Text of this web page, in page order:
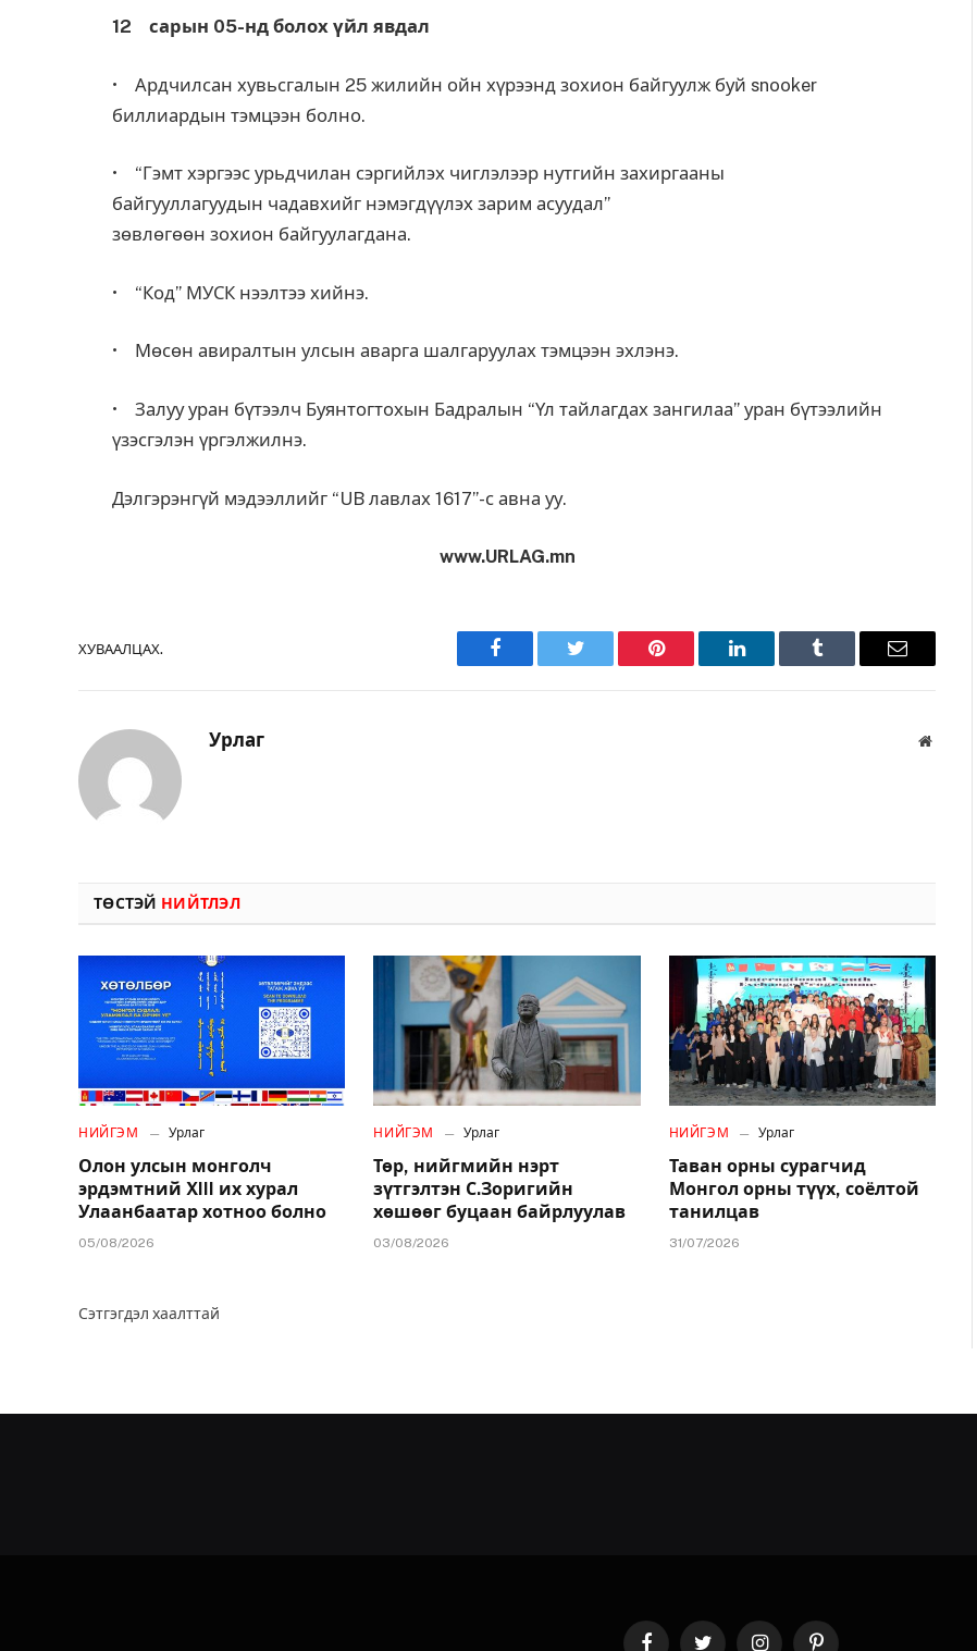
12 сарын 05-нд болох үйл явдал
• Ардчилсан хувьсгалын 25 жилийн ойн хүрээнд зохион байгуулж буй snooker
биллиардын тэмцээн болно.
• “Гэмт хэргээс урьдчилан сэргийлэх чиглэлээр нутгийн захиргааны
байгууллагуудын чадавхийг нэмэгдүүлэх зарим асуудал”
зөвлөгөөн зохион байгуулагдана.
• “Код” МУСК нээлтээ хийнэ.
• Мөсөн авиралтын улсын аварга шалгаруулах тэмцээн эхлэнэ.
• Залуу уран бүтээлч Буянтогтохын Бадралын “Үл тайлагдах зангилаа” уран бүтээлийн
үзэсгэлэн үргэлжилнэ.
Дэлгэрэнгүй мэдээллийг “UB лавлах 1617”-с авна уу.
www.URLAG.mn
ХУВААЛЦАХ.
Facebook Twitter Pinterest LinkedIn Tumblr Имэйл
Урлаг Вэбсайт
ТӨСТЭЙ НИЙТЛЭЛ
НИЙГЭМ Урлаг
Олон улсын монголч
эрдэмтний XIII их хурал
Улаанбаатар хотноо болно
05/08/2026
НИЙГЭМ Урлаг
Төр, нийгмийн нэрт
зүтгэлтэн С.Зоригийн
хөшөөг буцаан байрлуулав
03/08/2026
НИЙГЭМ Урлаг
Таван орны сурагчид
Монгол орны түүх, соёлтой
танилцав
31/07/2026
Сэтгэгдэл хаалттай